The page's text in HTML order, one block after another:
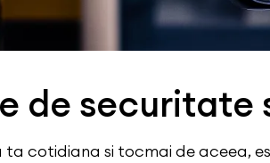
de securitate
cotidiana si tocmai de aceea,